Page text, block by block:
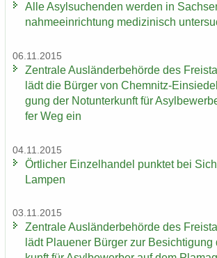
Alle Asyl­su­chen­den wer­den in
nah­me­ein­rich­tung me­di­zi­nisch
06.11.2015
Zen­tra­le Aus­län­der­be­hör­de des
lädt die Bür­ger von Chemnitz-​
gung der Not­un­ter­kunft für
fer Weg ein
04.11.2015
Ört­li­cher Ein­zel­han­del punk­tet bei
Lampen
03.11.2015
Zen­tra­le Aus­län­der­be­hör­de des
lädt Plaue­ner Bür­ger zur